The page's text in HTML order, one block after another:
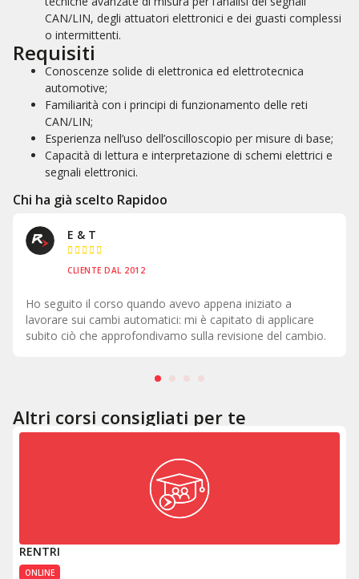
CAN/LIN, degli attuatori elettronici e dei guasti complessi
o intermittenti.
Requisiti
Conoscenze solide di elettronica ed elettrotecnica
automotive;
Familiarità con i principi di funzionamento delle reti
CAN/LIN;
Esperienza nell’uso dell’oscilloscopio per misure di base;
Capacità di lettura e interpretazione di schemi elettrici e
segnali elettronici.
Chi ha già scelto Rapidoo

CLIENTE DAL 1998
Come formazione è il massimo perché torni in officina
le idee chiare su ciò che devi fare all'interno della vettura.
Altri corsi consigliati per te
RENTRI
ONLINE